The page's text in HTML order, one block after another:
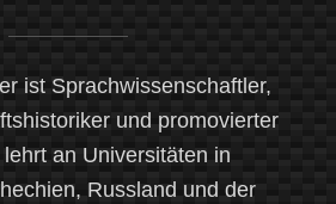
ist Sprachwissenschaftler,
und promovierter
an Universitäten in
Russland und der